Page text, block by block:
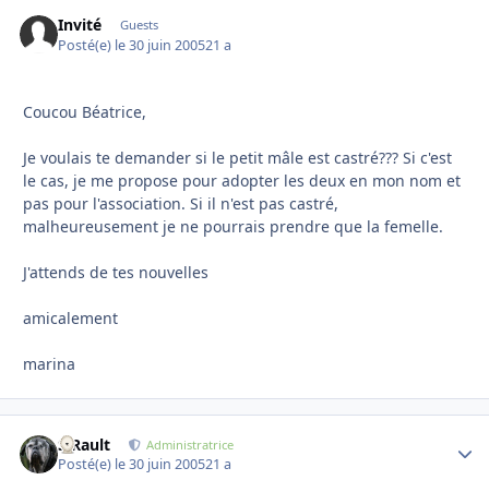
Invité Guests
Posté(e) le 30 juin 200521 a
Coucou Béatrice,
Je voulais te demander si le petit mâle est castré??? Si c'est
le cas, je me propose pour adopter les deux en mon nom et
pas pour l'association. Si il n'est pas castré,
malheureusement je ne pourrais prendre que la femelle.
J'attends de tes nouvelles
amicalement
marina
S.Rault Administratrice
Posté(e) le 30 juin 200521 a